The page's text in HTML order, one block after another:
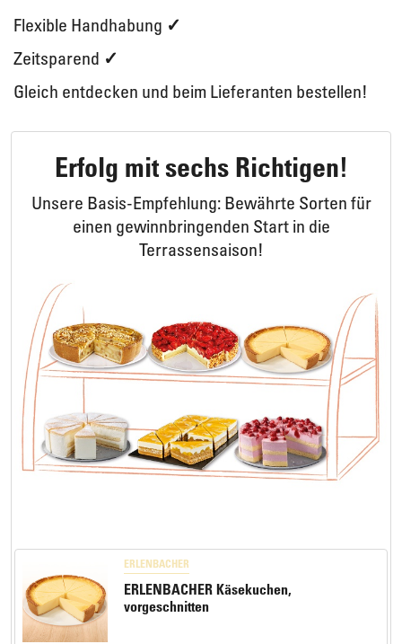
Flexible Handhabung ✓
Zeitsparend ✓
Gleich entdecken und beim Lieferanten bestellen!
Erfolg mit sechs Richtigen!
Unsere Basis-Empfehlung: Bewährte Sorten für
einen gewinnbringenden Start in die
Terrassensaison!
ERLENBACHER
ERLENBACHER Käsekuchen,
vorgeschnitten